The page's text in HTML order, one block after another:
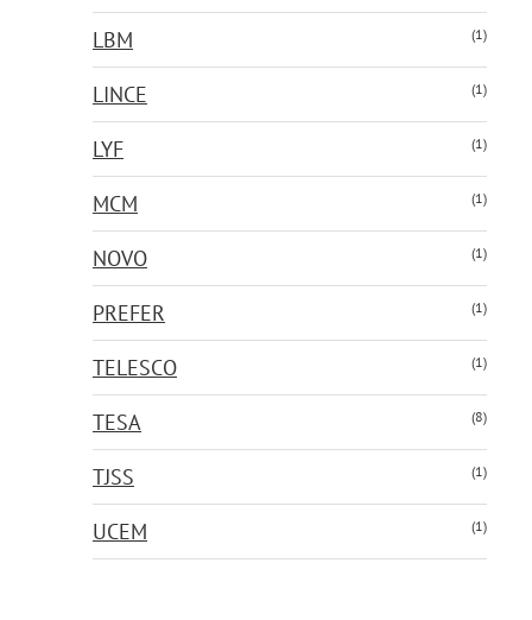
LBM (1)
LINCE (1)
LYF (1)
MCM (1)
NOVO (1)
PREFER (1)
TELESCO (1)
TESA (8)
TJSS (1)
UCEM (1)